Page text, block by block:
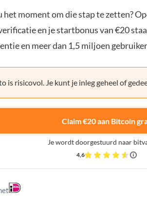
het moment om die stap te zetten?
en je startbonus van €20
en meer dan 1,5 miljoen
is risicovol. Je kunt je inleg geheel of
Claim €20 aan Bitcoin
Je wordt doorgestuurd naar
4,6